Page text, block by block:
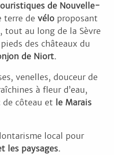
de Nouvelle-
terre de vélo proposant
tout au long de la Sèvre
des châteaux du
de Niort.
venelles, douceur de
à fleur d’eau,
de côteau et le Marais
local pour
les paysages.